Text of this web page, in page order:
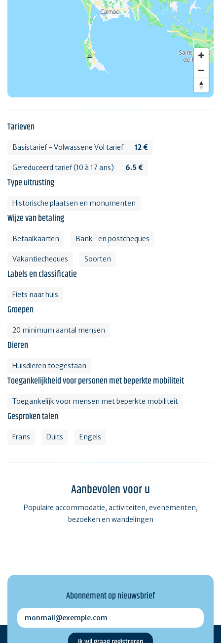
Tarieven
Basistarief - Volwassene Vol tarief 12 €
Gereduceerd tarief (10 à 17 ans) 6.5 €
Type uitrusting
Historische plaatsen en monumenten
Wijze van betaling
Betaalkaarten Bank- en postcheques
Vakantiecheques Soorten
Labels en classificatie
Fiets naar huis
Groepen
20 minimum aantal mensen
Dieren
Huisdieren toegestaan
Toegankelijkheid voor personen met beperkte mobiliteit
Toegankelijk voor mensen met beperkte mobiliteit
Gesproken talen
Frans Duits Engels
Aanbevolen voor u
Populaire accommodatie, activiteiten, evenementen,
bezoeken en wandelingen
Abonnement op nieuwsbrief
monmail@exemple.com